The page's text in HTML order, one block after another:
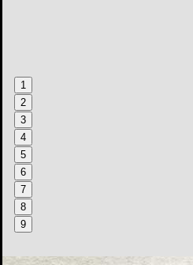
1
2
3
4
5
6
7
8
9